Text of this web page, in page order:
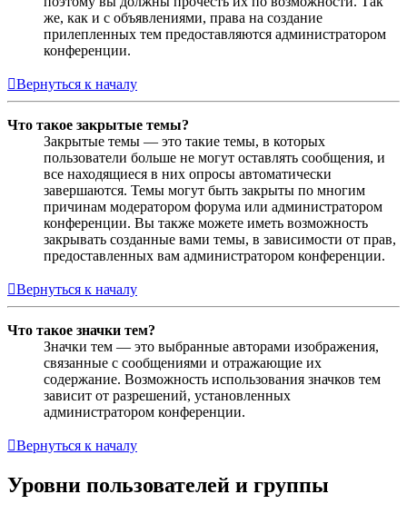
же, как и с объявлениями, права на создание
прилепленных тем предоставляются администратором
конференции.
Вернуться к началу
Что такое закрытые темы?
Закрытые темы — это такие темы, в которых
пользователи больше не могут оставлять сообщения, и
все находящиеся в них опросы автоматически
завершаются. Темы могут быть закрыты по многим
причинам модератором форума или администратором
конференции. Вы также можете иметь возможность
закрывать созданные вами темы, в зависимости от прав,
предоставленных вам администратором конференции.
Вернуться к началу
Что такое значки тем?
Значки тем — это выбранные авторами изображения,
связанные с сообщениями и отражающие их
содержание. Возможность использования значков тем
зависит от разрешений, установленных
администратором конференции.
Вернуться к началу
Уровни пользователей и группы